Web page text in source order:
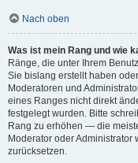
Nach oben
Was ist mein Rang und wie
Ränge, die unter Ihrem
Sie bislang erstellt haben
Moderatoren und
eines Ranges nicht direkt
festgelegt wurden. Bitte
Rang zu erhöhen — die
Moderator oder
zurücksetzen.